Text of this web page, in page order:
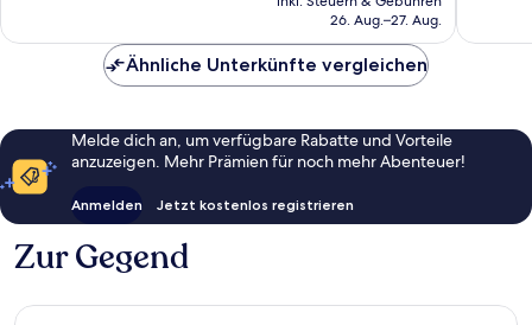
Bewertungen
beträgt
26. Aug.–27. Aug.
Ähnliche Unterkünfte vergleichen
Melde dich an, um verfügbare Rabatte und Vorteile
anzuzeigen. Mehr Prämien für noch mehr Abenteuer!
Anmelden Jetzt kostenlos registrieren
Zur Gegend